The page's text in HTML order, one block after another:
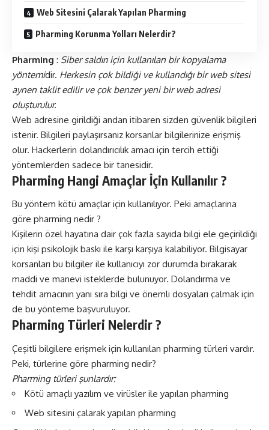
Web Sitesini Çalarak Yapılan Pharming
Pharming Korunma Yolları Nelerdir?
Pharming : Siber saldırı için kullanılan bir kopyalama
yöntemidir. Herkesin çok bildiği ve kullandığı bir web sitesi
aynen taklit edilir ve çok benzer yeni bir web adresi
oluşturulur.
Web adresine girildiği andan itibaren sizden güvenlik bilgileri
istenir. Bilgileri paylaşırsanız korsanlar bilgilerinize erişmiş
olur. Hackerlerin dolandırıcılık amacı için tercih ettiği
yöntemlerden sadece bir tanesidir.
Pharming Hangi Amaçlar İçin Kullanılır ?
Bu yöntem kötü amaçlar için kullanılıyor. Peki amaçlarına
göre pharming nedir ?
Kişilerin özel hayatına dair çok fazla sayıda bilgi ele geçirildiği
için kişi psikolojik baskı ile karşı karşıya kalabiliyor. Bilgisayar
korsanları bu bilgiler ile kullanıcıyı zor durumda bırakarak
maddi ve manevi isteklerde bulunuyor. Dolandırma ve
tehdit amacının yanı sıra bilgi ve önemli dosyaları çalmak için
de bu yönteme başvuruluyor.
Pharming Türleri Nelerdir ?
Çeşitli bilgilere erişmek için kullanılan pharming türleri vardır.
Peki, türlerine göre pharming nedir?
Pharming türleri şunlardır:
Kötü amaçlı yazılım ve virüsler ile yapılan pharming
Web sitesini çalarak yapılan pharming